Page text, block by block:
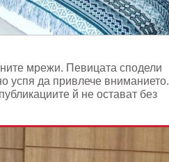
мрежи. Певицата сподели
успя да привлече вниманието.
й не остават без